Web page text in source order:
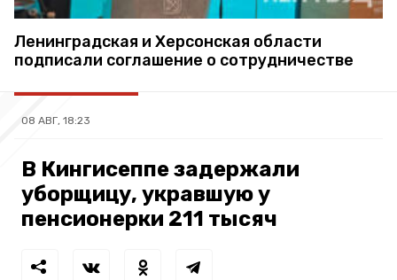
Ленинградская и Херсонская области
подписали соглашение о сотрудничестве
08 АВГ, 18:23
В Кингисеппе задержали
уборщицу, укравшую у
пенсионерки 211 тысяч